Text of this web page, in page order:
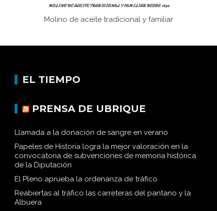
Molino de aceite tradicional y familiar
EL TIEMPO
PRENSA DE UBRIQUE
Llamada a la donación de sangre en verano
Papeles de Historia logra la mejor valoración en la
convocatoria de subvenciones de memoria histórica
de la Diputación
El Pleno aprueba la ordenanza de tráfico
Reabiertas al tráfico las carreteras del pantano y la
Albuera